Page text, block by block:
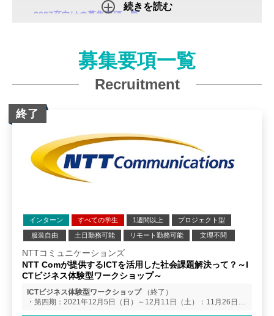
2027卒向けの募集要項一覧
続きを読む
募集要項一覧
Recruitment
終了
インターン すべての学生 1週間以上 プロジェクト型
服装自由 土日勤務可能 リモート勤務可能 文理不問
業界研究 企業研究
NTTコミュニケーションズ
NTT Comが提供するICTを活用した社会課題解決って？～I
CTビジネス体験型ワークショップ～
ICTビジネス体験型ワークショップ
（終了）
・第四期：2021年12月5日（日）～12月11日（土）：11月26日